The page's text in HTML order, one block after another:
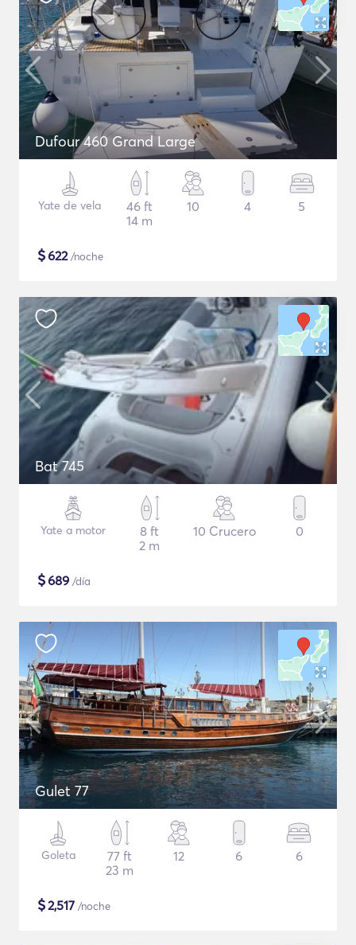
Dufour 460 Grand Large
Yate de vela
46 ft
14 m
10 4 5
$622/noche
Bat 745
Yate a motor
8 ft
2 m
10 Crucero 0
$689 /día
Gulet 77
Goleta
77 ft
23 m
12 6 6
$2,517 /noche